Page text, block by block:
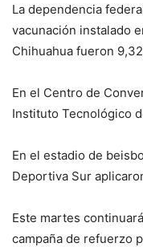
La dependencia
vacunación instalado
Chihuahua fueron
En el Centro de
Instituto Tecnológico
En el estadio de
Deportiva Sur
Este martes
campaña de refuerzo